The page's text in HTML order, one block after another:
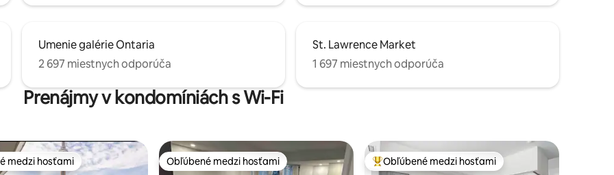
Umenie galérie Ontaria
2 697 miestnych odporúča
St. Lawrence Market
1 697 miestnych odporúča
Prenájmy v kondomíniách s Wi-Fi
medzi hosťami
medzi hosťami Obľúbené medzi hosťami
Obľúbené medzi hosťami Najobľúbenejšie medzi hosťami
Obľúbené medzi hosťami